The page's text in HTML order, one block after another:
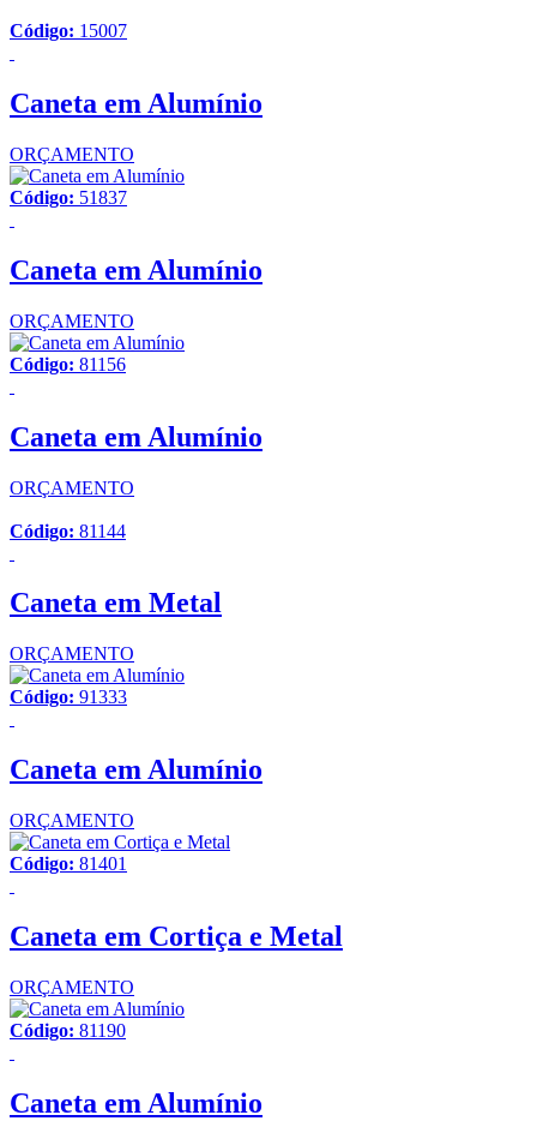
Código: 15007
Caneta em Alumínio
ORÇAMENTO
Código: 51837
Caneta em Alumínio
ORÇAMENTO
Código: 81156
Caneta em Alumínio
ORÇAMENTO
Código: 81144
Caneta em Metal
ORÇAMENTO
Código: 91333
Caneta em Alumínio
ORÇAMENTO
Código: 81401
Caneta em Cortiça e Metal
ORÇAMENTO
Código: 81190
Caneta em Alumínio